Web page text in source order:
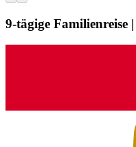
9-tägige